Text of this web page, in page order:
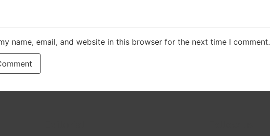
name, email, and website in this browser for the next time I comment.